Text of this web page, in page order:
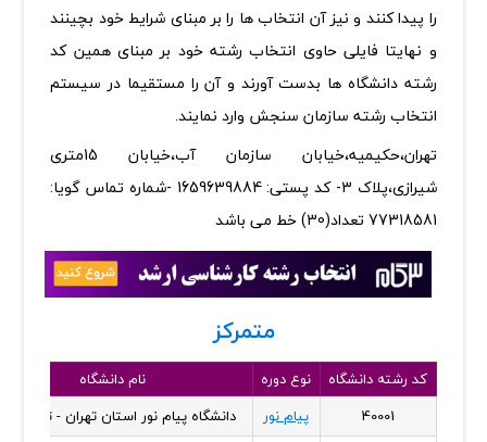
را پیدا کنند و نیز آن انتخاب ها را بر مبنای شرایط خود بچینند
و نهایتا فایلی حاوی انتخاب رشته خود بر مبنای همین کد
رشته دانشگاه ها بدست آورند و آن را مستقیما در سیستم
انتخاب رشته سازمان سنجش وارد نمایند.
تهران،حکیمیه،خیابان سازمان آب،خیابان 15متری
شیرازی،پلاک 3- کد پستی: 1659639884 -شماره تماس گویا:
77318581 تعداد(30) خط می باشد
متمرکز
کد رشته دانشگاه نوع دوره
نام دانشگاه
40001
پیام نور
دانشگاه پیام نور استان تهران - تهران